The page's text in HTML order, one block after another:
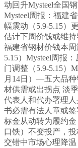
动回升Mysteel全国
Mysteel周报：福建
幅震动（5.9-5.15）
估计下周价钱或维持
福建省钢材价钱本
5.15）Mysteel周报
门调整（5.9-5.15）
月14日）—五大品种
材供需或出拐点 淡
代表人和代办署理
书必需有法人章或
标金从动转为履约
口铁）不变投产，
交错中市场心理降